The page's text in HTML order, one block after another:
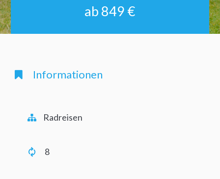
ab 849 €
Informationen
Radreisen
8